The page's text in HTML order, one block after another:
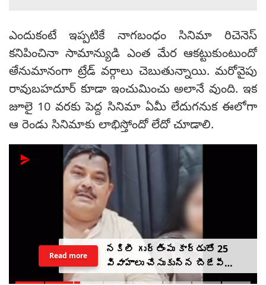
ఎందుకంటే ఇప్పటికే నాగబంధం సినిమా రిచెనెస్
కనిపించినా సామాన్యుడి ఎంత మేర ఆకట్టుకుంటుందో
అేనుమానంగా ట్రేడ్ వర్గాలు చెబుతున్నాయి. మరోవైపు
రావుబహదూర్ కూడా ఇంచుమించు అలానే వుంది. ఇక
జూలై 10 వరకు పెద్ద సినిమా ఏమీ లేదుగనుక ఈలోగా
ఆ రెండు సినిమాకు లాభిస్తోందో లేదో చూడాలి.
నకిలీ గుర్తింపు కార్డుతో 25
వివాహాలు చేసుకున్న బీజేపీ
ఎమ్మెల్యే అల్లుడు
Read more